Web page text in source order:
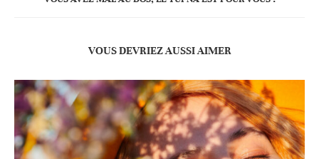
VOUS DEVRIEZ AUSSI AIMER